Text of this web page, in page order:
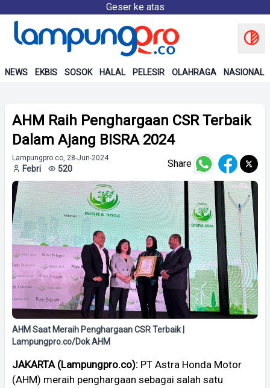
Geser ke atas
NEWS EKBIS SOSOK HALAL PELESIR OLAHRAGA NASIONAL
AHM Raih Penghargaan CSR Terbaik
Dalam Ajang BISRA 2024
Lampungpro.co, 28-Jun-2024
Febri 520 Share
AHM Saat Meraih Penghargaan CSR Terbaik |
Lampungpro.co/Dok AHM
JAKARTA (Lampungpro.co): PT Astra Honda Motor
(AHM) meraih penghargaan sebagai salah satu